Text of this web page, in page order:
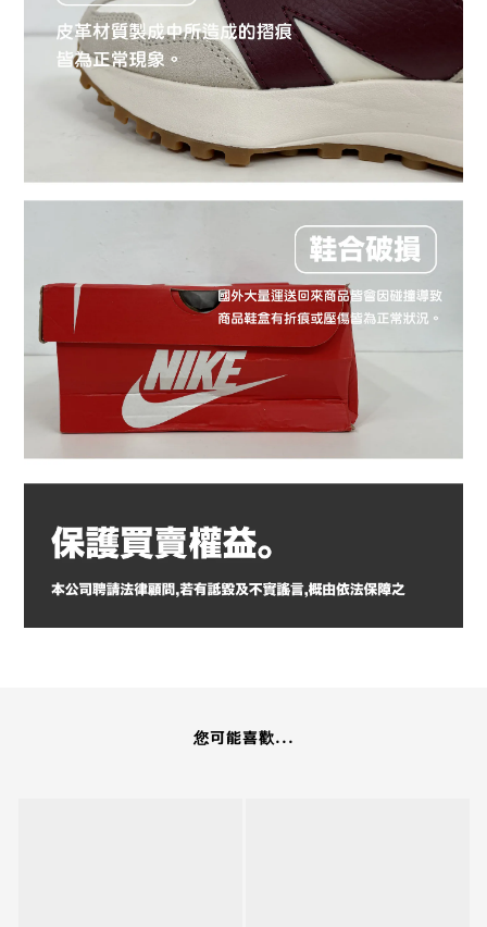
您可能喜歡...